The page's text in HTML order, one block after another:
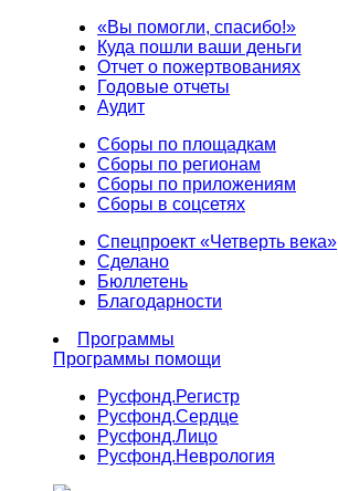
«Вы помогли, спасибо!»
Куда пошли ваши деньги
Отчет о пожертвованиях
Годовые отчеты
Аудит
Сборы по площадкам
Сборы по регионам
Сборы по приложениям
Сборы в соцсетях
Спецпроект «Четверть века»
Сделано
Бюллетень
Благодарности
Программы
Программы помощи
Русфонд.Регистр
Русфонд.Сердце
Русфонд.Лицо
Русфонд.Неврология